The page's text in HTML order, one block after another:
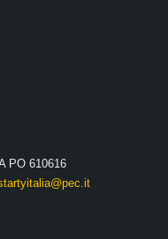
PO 610616